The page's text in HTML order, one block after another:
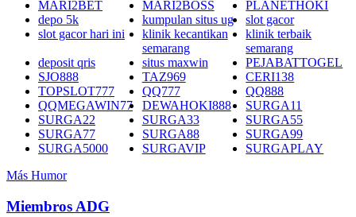
MARI2BET
MARI2BOSS
PLANETHOKI
depo 5k
kumpulan situs ug
slot gacor
slot gacor hari ini
klinik kecantikan
semarang
klinik terbaik
semarang
deposit qris
situs maxwin
PEJABATTOGEL
SJO888
TAZ969
CERI138
TOPSLOT777
QQ777
QQ888
QQMEGAWIN77
DEWAHOKI888
SURGA11
SURGA22
SURGA33
SURGA55
SURGA77
SURGA88
SURGA99
SURGA5000
SURGAVIP
SURGAPLAY
Más Humor
Miembros ADG